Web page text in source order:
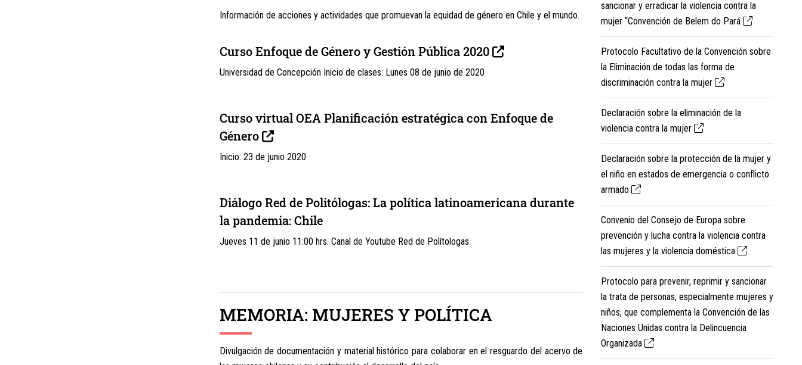
Información de acciones y actividades que promuevan la equidad de género en Chile y el mundo.
Curso Enfoque de Género y Gestión Pública 2020
Universidad de Concepción Inicio de clases: Lunes 08 de junio de 2020
Curso virtual OEA Planificación estratégica con Enfoque de
Género
Inicio: 23 de junio 2020
Diálogo Red de Politólogas: La política latinoamericana durante
la pandemia: Chile
Jueves 11 de junio 11:00 hrs. Canal de Youtube Red de Polítologas
MEMORIA: MUJERES Y POLÍTICA
Divulgación de documentación y material histórico para colaborar en el resguardo del acervo de
sancionar y erradicar la violencia contra la
mujer “Convención de Belem do Pará
Protocolo Facultativo de la Convención sobre
la Eliminación de todas las forma de
discriminación contra la mujer
Declaración sobre la eliminación de la
violencia contra la mujer
Declaración sobre la protección de la mujer y
el niño en estados de emergencia o conflicto
armado
Convenio del Consejo de Europa sobre
prevención y lucha contra la violencia contra
las mujeres y la violencia doméstica
Protocolo para prevenir, reprimir y sancionar
la trata de personas, especialmente mujeres y
niños, que complementa la Convención de las
Naciones Unidas contra la Delincuencia
Organizada